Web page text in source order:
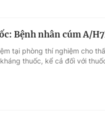
Bệnh nhân cúm A/
tại phòng thí nghiệm cho
thuốc, kể cả đối với